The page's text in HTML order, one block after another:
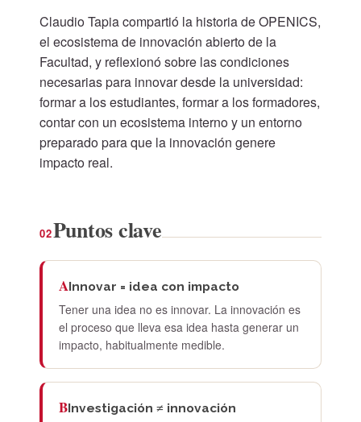
Claudio Tapia compartió la historia de OPENICS,
el ecosistema de innovación abierto de la
Facultad, y reflexionó sobre las condiciones
necesarias para innovar desde la universidad:
formar a los estudiantes, formar a los formadores,
contar con un ecosistema interno y un entorno
preparado para que la innovación genere
impacto real.
02Puntos clave
AInnovar = idea con impacto
Tener una idea no es innovar. La innovación es
el proceso que lleva esa idea hasta generar un
impacto, habitualmente medible.
BInvestigación ≠ innovación